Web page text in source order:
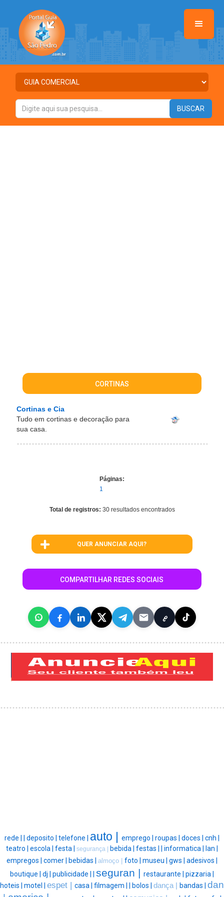
CORTINAS
Cortinas e Cia
Tudo em cortinas e decoração para
sua casa.
Páginas:
1
Total de registros: 30 resultados encontrados
QUER ANUNCIAR AQUI?
COMPARTILHAR REDES SOCIAIS
rede | | deposito | telefone | auto | emprego | roupas | doces | cnh |
teatro | escola | festa | segurança | bebida | festas | | informatica | lan |
empregos | comer | bebidas | almoço | foto | museu | gws | adesivos |
boutique | dj | publicidade | | seguran | restaurante | pizzaria |
hoteis | motel | espet | casa | filmagem | | bolos | dança | bandas | dan